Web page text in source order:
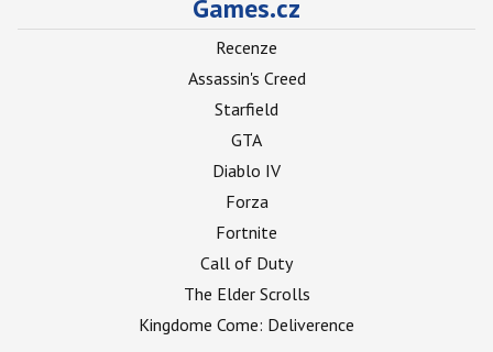
Games.cz
Recenze
Assassin's Creed
Starfield
GTA
Diablo IV
Forza
Fortnite
Call of Duty
The Elder Scrolls
Kingdome Come: Deliverence